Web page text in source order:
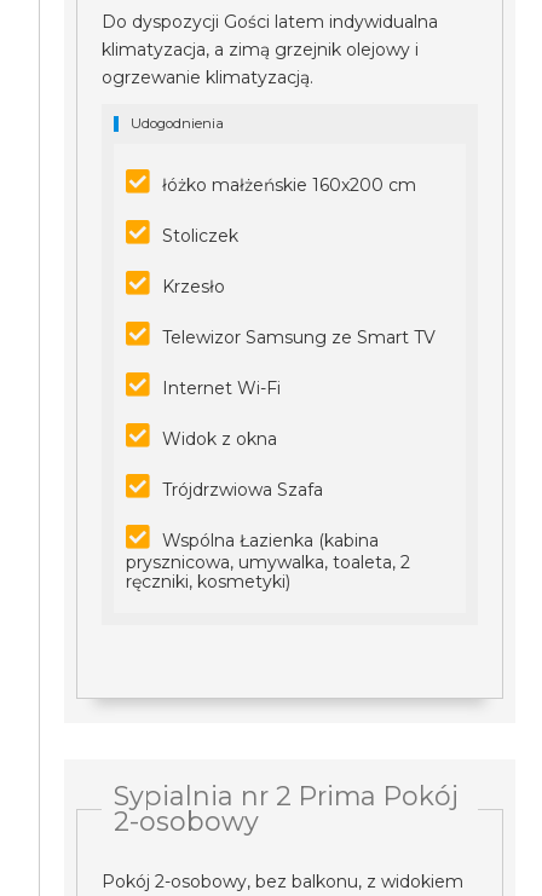
Do dyspozycji Gości latem indywidualna
klimatyzacja, a zimą grzejnik olejowy i
ogrzewanie klimatyzacją.
Udogodnienia
łóżko małżeńskie 160x200 cm
Stoliczek
Krzesło
Telewizor Samsung ze Smart TV
Internet Wi-Fi
Widok z okna
Trójdrzwiowa Szafa
Wspólna Łazienka (kabina
prysznicowa, umywalka, toaleta, 2
ręczniki, kosmetyki)
Sypialnia nr 2 Prima Pokój
2-osobowy
Pokój 2-osobowy, bez balkonu, z widokiem